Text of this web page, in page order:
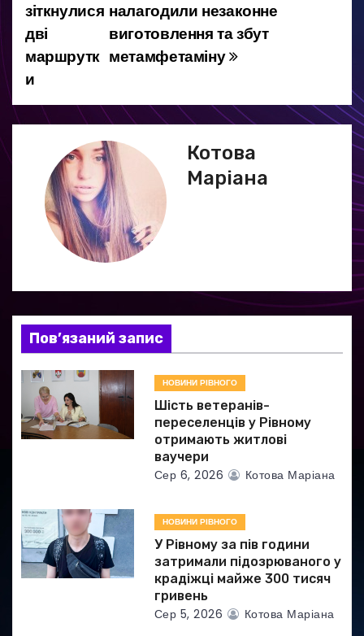
в
і
г
а
п
и
с
і
налагодили незаконне
виготовлення та збут
метамфетаміну
зіткнулися
дві
маршрутк
и
Котова
Маріана
Пов’язаний запис
НОВИНИ РІВНОГО
Шість ветеранів-
переселенців у Рівному
отримають житлові
ваучери
Сер 6, 2026 Котова Маріана
НОВИНИ РІВНОГО
У Рівному за пів години
затримали підозрюваного у
крадіжці майже 300 тисяч
гривень
Сер 5, 2026 Котова Маріана